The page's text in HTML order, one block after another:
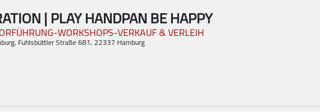
| PLAY HANDPAN BE HAPPY
WORKSHOPS-VERKAUF & VERLEIH
, Fuhlsbüttler Straße 681, 22337 Hamburg